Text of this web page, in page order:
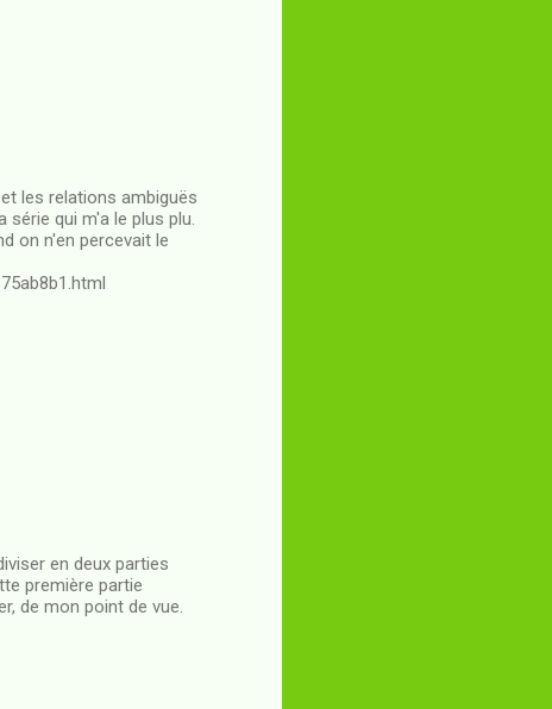
les relations ambiguës
qui m'a le plus plu.
on n'en percevait le
en deux parties
première partie
de mon point de vue.